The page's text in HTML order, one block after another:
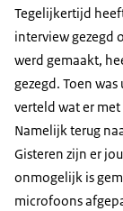
Tegelijkertijd
interview gezegd
werd gemaakt,
gezegd. Toen
verteld wat er
Namelijk terug
Gisteren zijn er
onmogelijk is
microfoons